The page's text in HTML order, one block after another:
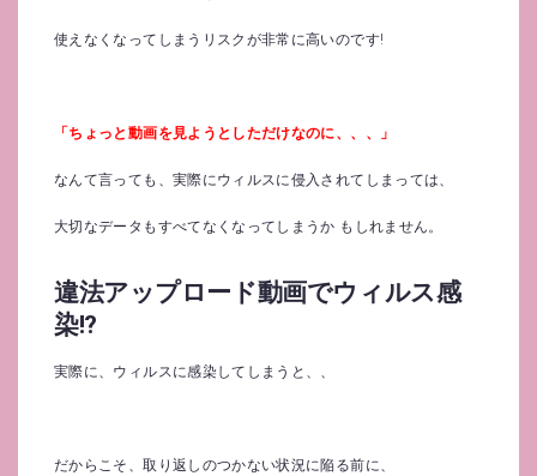
使えなくなってしまうリスクが非常に高いのです!
「ちょっと動画を見ようとしただけなのに、、、」
なんて言っても、実際にウィルスに侵入されてしまっては、
大切なデータもすべてなくなってしまうか もしれません。
違法アップロード動画でウィルス感
染!?
実際に、ウィルスに感染してしまうと、、
だからこそ、取り返しのつかない状況に陥る前に、